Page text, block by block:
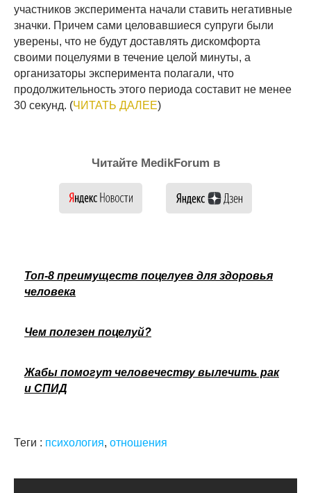
участников эксперимента начали ставить негативные
значки. Причем сами целовавшиеся супруги были
уверены, что не будут доставлять дискомфорта
своими поцелуями в течение целой минуты, а
организаторы эксперимента полагали, что
продолжительность этого периода составит не менее
30 секунд. (ЧИТАТЬ ДАЛЕЕ)
Читайте MedikForum в
Топ-8 преимуществ поцелуев для здоровья
человека
Чем полезен поцелуй?
Жабы помогут человечеству вылечить рак
и СПИД
Теги : психология, отношения